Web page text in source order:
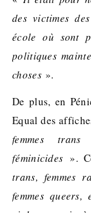
des victimes
école où sont
politiques
choses».
De plus, en
Equal des
femmes
féminicides ».
trans, femmes
femmes